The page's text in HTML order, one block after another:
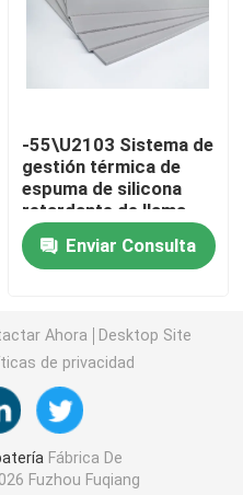
de la batería
de la batería
de EV
batería
-55\U2103 Sistema de
gestión térmica de
espuma de silicona
retardante de llama
para paquetes de
bateríasEnviar Consulta
Ahora
Desktop Site
de privacidad
Fábrica De
Fuzhou Fuqiang